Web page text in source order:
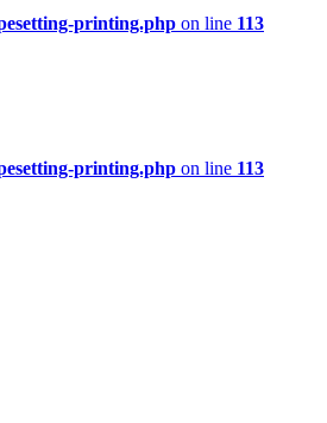
printing.php on line 113
printing.php on line 113